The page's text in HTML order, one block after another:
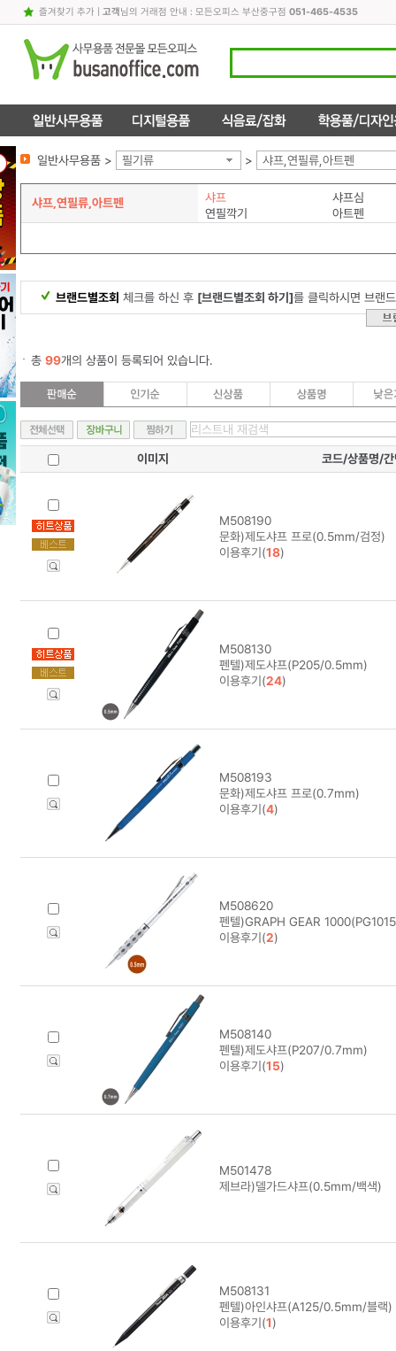
즐겨찾기 추가| 고객님의 거래점 안내 : 모든오피스 부산중구점 051-465-4535
일반사무용품 > 필기류 > 샤프,연필류,아트펜
샤프,연필류,아트펜 샤프
샤프심
연필깍기
아트펜
브랜드별조회 체크를 하신 후 [브랜드별조회 하기]를 클릭하시면 브랜
총 99개의 상품이 등록되어 있습니다.
이미지 코드/상품명/간
M508190
문화)제도샤프 프로(0.5mm/검정)
이용후기(18)
M508130
펜텔)제도샤프(P205/0.5mm)
이용후기(24)
M508193
문화)제도샤프 프로(0.7mm)
이용후기(4)
M508620
펜텔)GRAPH GEAR
이용후기(2)
M508140
펜텔)제도샤프(P207/0.7mm)
이용후기(15)
M501478
제브라)델가드샤프(0.5mm/백색)
M508131
펜텔)아인샤프(A125/0.5mm/블랙)
이용후기(1)